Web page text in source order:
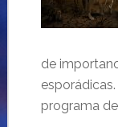
de
programa